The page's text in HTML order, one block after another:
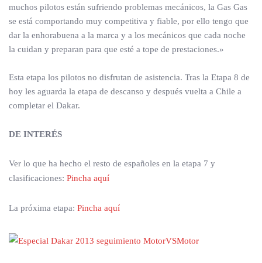
muchos pilotos están sufriendo problemas mecánicos, la Gas Gas
se está comportando muy competitiva y fiable, por ello tengo que
dar la enhorabuena a la marca y a los mecánicos que cada noche
la cuidan y preparan para que esté a tope de prestaciones.»
Esta etapa los pilotos no disfrutan de asistencia. Tras la Etapa 8 de
hoy les aguarda la etapa de descanso y después vuelta a Chile a
completar el Dakar.
DE INTERÉS
Ver lo que ha hecho el resto de españoles en la etapa 7 y
clasificaciones: Pincha aquí
La próxima etapa: Pincha aquí